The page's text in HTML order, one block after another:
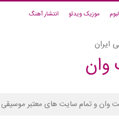
موزیک ویدئو انتشار آهنگ
ایران
و تمام سایت های معتبر موسیقی